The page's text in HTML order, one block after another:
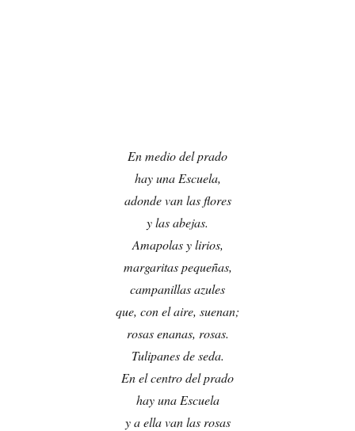
En medio del prado
hay una Escuela,
adonde van las flores
y las abejas.
Amapolas y lirios,
margaritas pequeñas,
campanillas azules
que, con el aire, suenan;
rosas enanas, rosas.
Tulipanes de seda.
En el centro del prado
hay una Escuela
y a ella van las rosas